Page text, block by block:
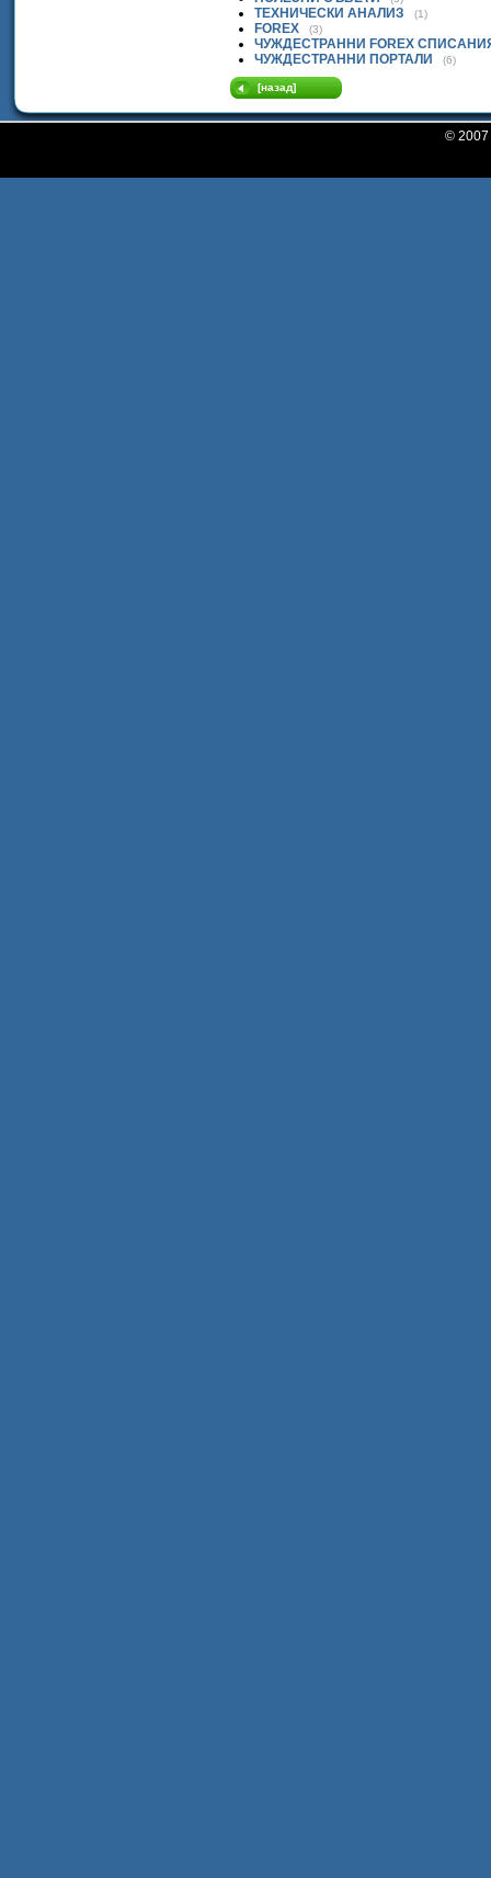
ТЕХНИЧЕСКИ АНАЛИЗ (1)
FOREX (3)
ЧУЖДЕСТРАННИ FOREX
ЧУЖДЕСТРАННИ ПОРТАЛИ
(6)
[назад]
©